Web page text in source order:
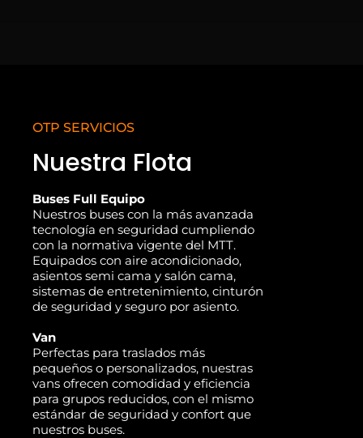
OTP SERVICIOS
Nuestra Flota
Buses Full Equipo
Nuestros buses con la más avanzada
tecnología en seguridad cumpliendo
con la normativa vigente del MTT.
Equipados con aire acondicionado,
asientos semi cama y salón cama,
sistemas de entretenimiento, cinturón
de seguridad y seguro por asiento.
Van
Perfectas para traslados más
pequeños o personalizados, nuestras
vans ofrecen comodidad y eficiencia
para grupos reducidos, con el mismo
estándar de seguridad y confort que
nuestros buses.